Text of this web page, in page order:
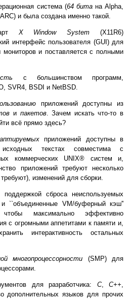
система (64 битана Alpha,
) и была создана именно такой.
X Window System (X11R6)
интерфейс пользователя (GUI) для
мониторов и поставляется с полными
с большинством программ,
SVR4, BSDI и NetBSD.
приложений доступны из
и пакетов. Зачем искать что-то в
всё прямо здесь?
приложений доступны в
текстах совместима с
коммерческих UNIX® систем и,
приложений требуют несколько
изменений для сборки.
поддержкой сброса неиспользуемых
``объединенные VM/буферный кэш''
чтобы максимально эффективно
с огромными аппетитами к памяти и,
интерактивность остальных
многопроцессорности (SMP) для
для разработчика: C, C++,
дополнительных языков для прочих